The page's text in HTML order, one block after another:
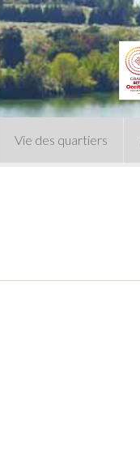
Vie des quartiers